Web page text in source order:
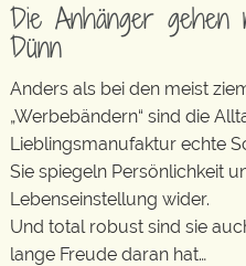
Die Anhänger gehen
Dünn
Anders als bei den meist
„Werbebändern“ sind die
Lieblingsmanufaktur echte
Sie spiegeln Persönlichkeit
Lebenseinstellung wider.
Und total robust sind sie
lange Freude daran hat…